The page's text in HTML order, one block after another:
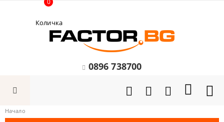
Количка
0
0896 738700
Начало